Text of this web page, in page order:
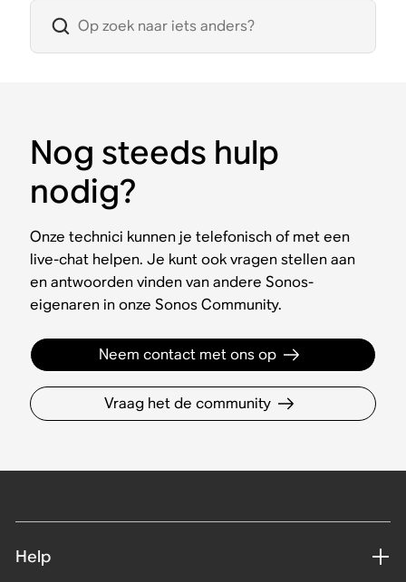
Nog steeds hulp
nodig?
Onze technici kunnen je telefonisch of met een
live-chat helpen. Je kunt ook vragen stellen aan
en antwoorden vinden van andere Sonos-
eigenaren in onze Sonos Community.
Neem contact met ons op
Vraag het de community
Help